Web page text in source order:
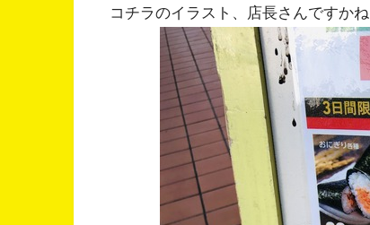
コチラのイラスト、店長さんですか